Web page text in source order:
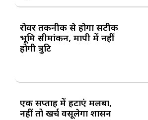
रोवर तकनीक से होगा सटीक
भूमि सीमांकन, मापी में नहीं
होगी त्रुटि
एक सप्ताह में हटाएं मलबा,
नहीं तो खर्च वसूलेगा प्रशासन